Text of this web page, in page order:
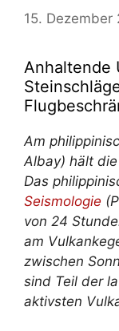
15. Dezember
Anhaltende
Am
Albay) hält
Das
Seismologie
von 24
am
zwischen
sind Teil der
aktivsten